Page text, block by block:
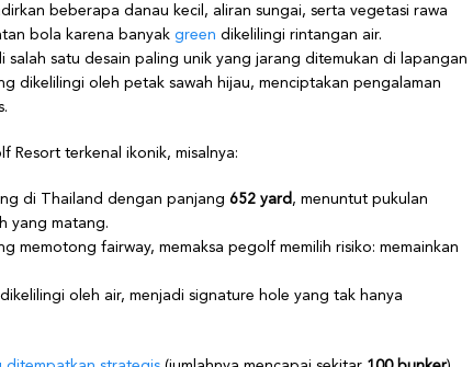
beberapa danau kecil, aliran sungai, serta vegetasi rawa
bola karena banyak green dikelilingi rintangan air.
salah satu desain paling unik yang jarang ditemukan di lapangan
dikelilingi oleh petak sawah hijau, menciptakan pengalaman
Resort terkenal ikonik, misalnya:
di Thailand dengan panjang 652 yard , menuntut pukulan
yang matang.
memotong fairway, memaksa pegolf memilih risiko: memainkan
oleh air, menjadi signature hole yang tak hanya